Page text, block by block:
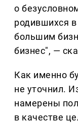
о
родившихся
большим
бизнес", —
Как именно
не уточнил.
намерены
в качестве